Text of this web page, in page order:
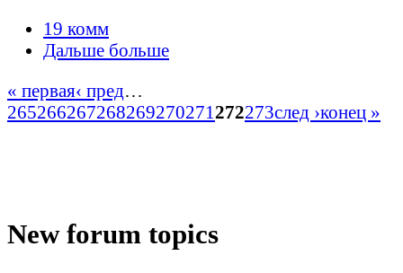
19 комм
Дальше больше
« первая‹ пред…
265266267268269270271272273след ›конец »
New forum topics